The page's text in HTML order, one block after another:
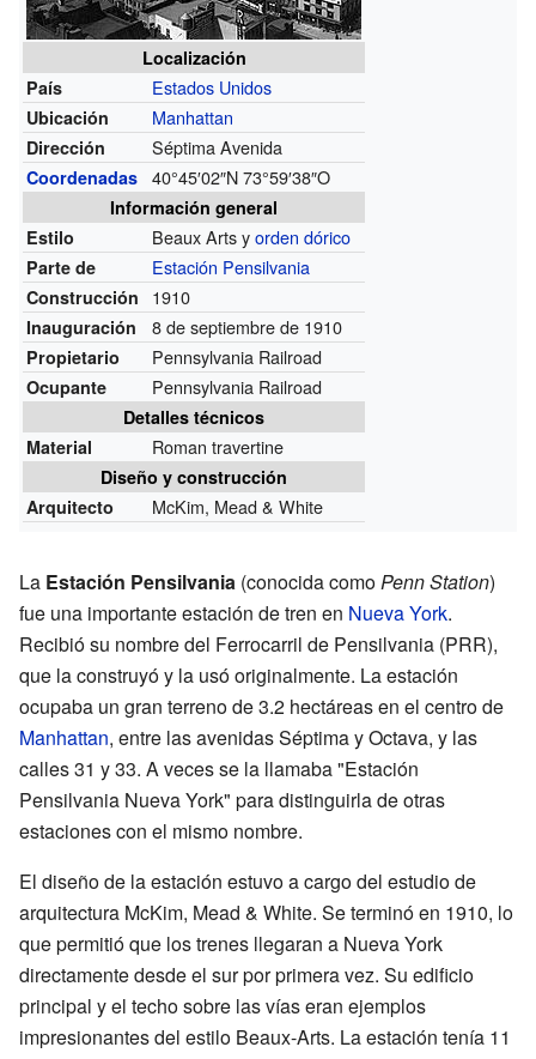
Localización
País
Estados Unidos
Ubicación Manhattan
Dirección Séptima Avenida
Coordenadas 40°45′02″N73°59′38″O
Información general
Estilo
Beaux Arts yorden dórico
Parte de Estación Pensilvania
Construcción 1910
Inauguración 8 de septiembre de 1910
Propietario Pennsylvania Railroad
Ocupante Pennsylvania Railroad
Detalles técnicos
Material
Roman travertine
Diseño y construcción
Arquitecto
McKim, Mead & White
La Estación Pensilvania (conocida comoPenn Station)
fue una importante estación de tren en Nueva York.
Recibió su nombre del Ferrocarril de Pensilvania (PRR),
que la construyó y la usó originalmente. La estación
ocupaba un gran terreno de 3.2 hectáreas en el centro de
Manhattan, entre las avenidas Séptima y Octava, y las
calles 31 y 33. A veces se la llamaba "Estación
Pensilvania Nueva York" para distinguirla de otras
estaciones con el mismo nombre.
El diseño de la estación estuvo a cargo del estudio de
arquitectura McKim, Mead & White. Se terminó en 1910, lo
que permitió que los trenes llegaran a Nueva York
directamente desde el sur por primera vez. Su edificio
principal y el techo sobre las vías eran ejemplos
impresionantes del estilo Beaux-Arts. La estación tenía 11